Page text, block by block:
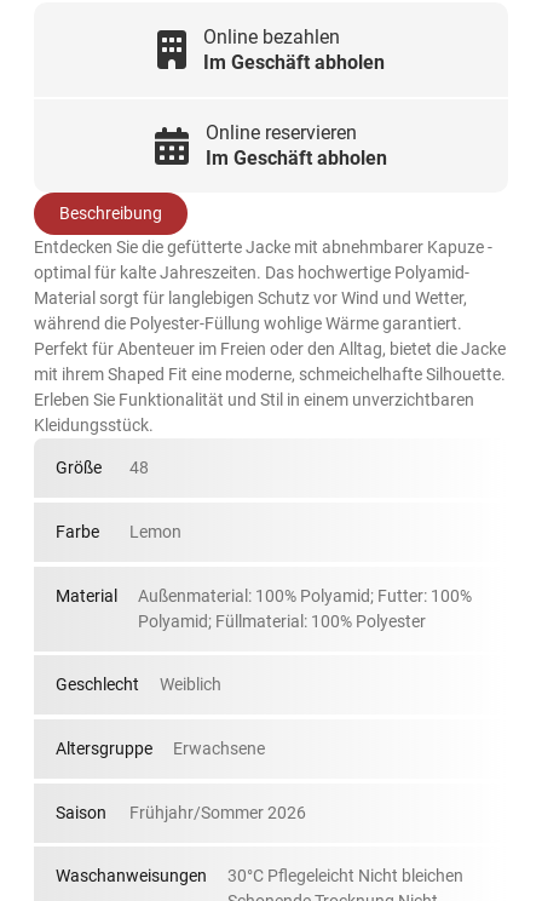
Online bezahlen
Im Geschäft abholen
Online reservieren
Im Geschäft abholen
Beschreibung
Entdecken Sie die gefütterte Jacke mit abnehmbarer Kapuze -
optimal für kalte Jahreszeiten. Das hochwertige Polyamid-
Material sorgt für langlebigen Schutz vor Wind und Wetter,
während die Polyester-Füllung wohlige Wärme garantiert.
Perfekt für Abenteuer im Freien oder den Alltag, bietet die Jacke
mit ihrem Shaped Fit eine moderne, schmeichelhafte Silhouette.
Erleben Sie Funktionalität und Stil in einem unverzichtbaren
Kleidungsstück.
Größe 48
Farbe Lemon
Material
Außenmaterial: 100% Polyamid; Futter: 100%
Polyamid; Füllmaterial: 100% Polyester
Geschlecht Weiblich
Altersgruppe Erwachsene
Saison Frühjahr/Sommer 2026
Waschanweisungen
30°C Pflegeleicht Nicht bleichen